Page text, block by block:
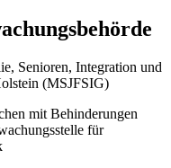
Senioren, Integration und
(MSJFSIG)
mit Behinderungen
für